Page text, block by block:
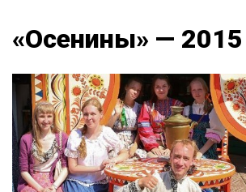
«Осенины» — 2015